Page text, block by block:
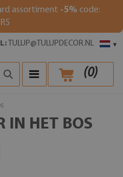
assortiment -5% code:
▾
TULUP@TULUPDECOR.NL
(0)
IN HET BOS